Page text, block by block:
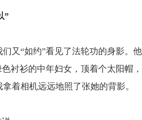
”
“如约”看见了法轮功的身影。
衬衫的中年妇女，顶着个太阳帽
着相机远远地照了张她的背影。